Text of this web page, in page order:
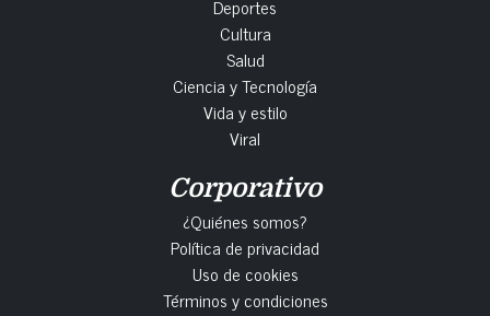
Deportes
Cultura
Salud
Ciencia y Tecnología
Vida y estilo
Viral
Corporativo
¿Quiénes somos?
Política de privacidad
Uso de cookies
Términos y condiciones